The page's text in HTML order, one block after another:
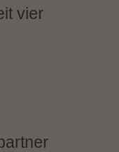
vier